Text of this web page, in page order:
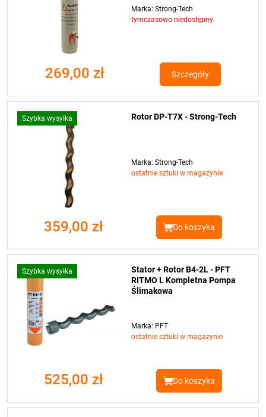
Marka: Strong-Tech
tymczasowo niedostępny
269,00 zł Szczegóły
Szybka wysyłka Rotor DP-T7X - Strong-Tech
Marka: Strong-Tech
ostatnie sztuki w magazynie
359,00 zł Do koszyka
Szybka wysyłka
Stator + Rotor B4-2L - PFT
RITMO L Kompletna Pompa
Ślimakowa
Marka: PFT
ostatnie sztuki w magazynie
525,00 zł Do koszyka